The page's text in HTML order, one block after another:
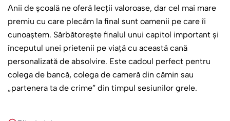
Anii de școală ne oferă lecții valoroase, dar cel mai mare
premiu cu care plecăm la final sunt oamenii pe care îi
cunoaștem. Sărbătorește finalul unui capitol important și
începutul unei prietenii pe viață cu această cană
personalizată de absolvire. Este cadoul perfect pentru
colega de bancă, colega de cameră din cămin sau
„partenera ta de crime” din timpul sesiunilor grele.